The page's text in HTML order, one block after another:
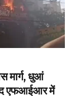
मार्ग, धुआं
एफआईआर में